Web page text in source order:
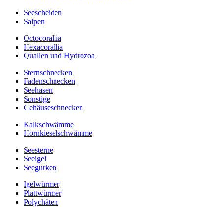
Seescheiden
Salpen
Octocorallia
Hexacorallia
Quallen und Hydrozoa
Sternschnecken
Fadenschnecken
Seehasen
Sonstige
Gehäuseschnecken
Kalkschwämme
Hornkieselschwämme
Seesterne
Seeigel
Seegurken
Igelwürmer
Plattwürmer
Polychäten